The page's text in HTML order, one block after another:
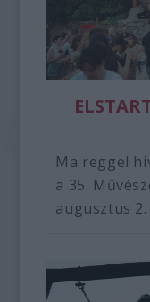
Ma reggel
a 35.
augusztus